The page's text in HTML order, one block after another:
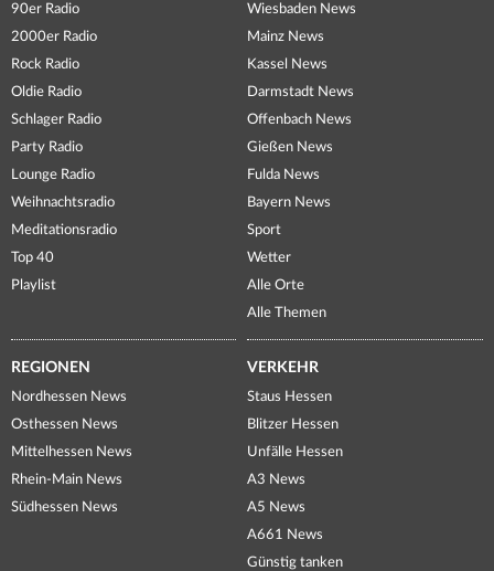
90er Radio
2000er Radio
Rock Radio
Oldie Radio
Schlager Radio
Party Radio
Lounge Radio
Weihnachtsradio
Meditationsradio
Top 40
Playlist
Wiesbaden News
Mainz News
Kassel News
Darmstadt News
Offenbach News
Gießen News
Fulda News
Bayern News
Sport
Wetter
Alle Orte
Alle Themen
REGIONEN
Nordhessen News
Osthessen News
Mittelhessen News
Rhein-Main News
Südhessen News
VERKEHR
Staus Hessen
Blitzer Hessen
Unfälle Hessen
A3 News
A5 News
A661 News
Günstig tanken